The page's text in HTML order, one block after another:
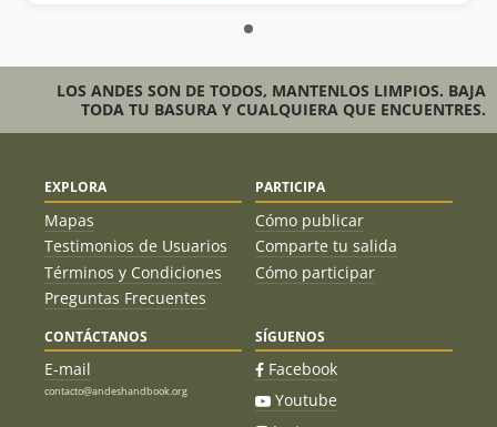
LOS ANDES SON DE TODOS, MANTENLOS LIMPIOS. BAJA
TODA TU BASURA Y CUALQUIERA QUE ENCUENTRES.
EXPLORA
Mapas
Testimonios de Usuarios
Términos y Condiciones
Preguntas Frecuentes
PARTICIPA
Cómo publicar
Comparte tu salida
Cómo participar
CONTÁCTANOS
E-mail
contacto@andeshandbook.org
SÍGUENOS
Facebook
Youtube